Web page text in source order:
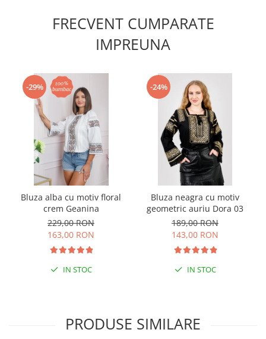
FRECVENT CUMPARATE
IMPREUNA
-29%
Bluza alba cu motiv floral
crem Geanina
229,00 RON
163,00 RON
IN STOC
-24%
Bluza neagra cu motiv
geometric auriu Dora 03
189,00 RON
143,00 RON
IN STOC
PRODUSE SIMILARE